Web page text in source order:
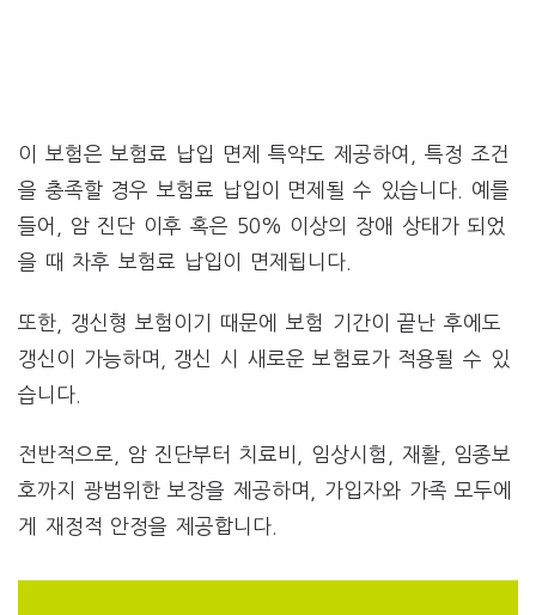
이 보험은 보험료 납입 면제 특약도 제공하여, 특정 조건
을 충족할 경우 보험료 납입이 면제될 수 있습니다. 예를
들어, 암 진단 이후 혹은 50% 이상의 장애 상태가 되었
을 때 차후 보험료 납입이 면제됩니다.
또한, 갱신형 보험이기 때문에 보험 기간이 끝난 후에도
갱신이 가능하며, 갱신 시 새로운 보험료가 적용될 수 있
습니다.
전반적으로, 암 진단부터 치료비, 임상시험, 재활, 임종보
호까지 광범위한 보장을 제공하며, 가입자와 가족 모두에
게 재정적 안정을 제공합니다.